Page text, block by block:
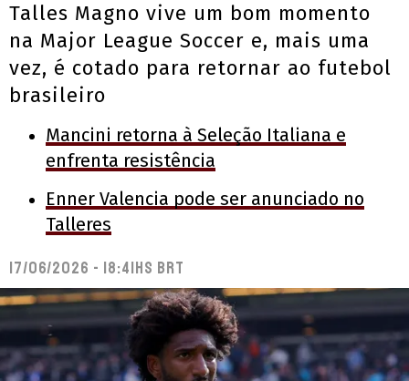
Talles Magno vive um bom momento
na Major League Soccer e, mais uma
vez, é cotado para retornar ao futebol
brasileiro
Mancini retorna à Seleção Italiana e
enfrenta resistência
Enner Valencia pode ser anunciado no
Talleres
17/06/2026 - 18:41hs BRT